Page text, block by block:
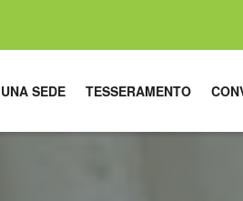
SEDE TESSERAMENTO